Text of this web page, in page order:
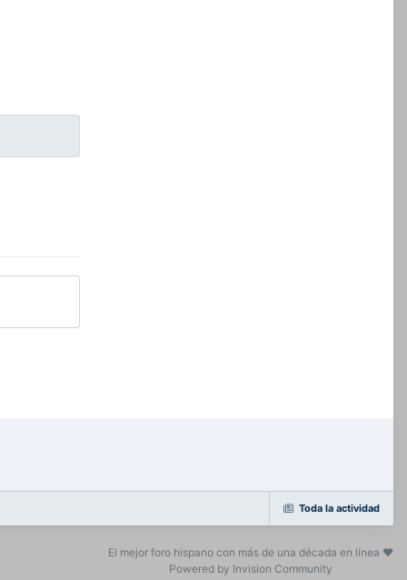
Toda la actividad
El mejor foro hispano con más de una década en línea ❤️
Powered by Invision Community